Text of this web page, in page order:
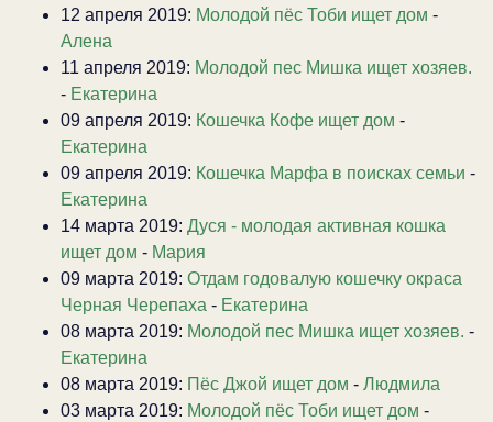
12 апреля 2019: Молодой пёс Тоби ищет дом -
Алена
11 апреля 2019: Молодой пес Мишка ищет хозяев.
- Екатерина
09 апреля 2019: Кошечка Кофе ищет дом -
Екатерина
09 апреля 2019: Кошечка Марфа в поисках семьи -
Екатерина
14 марта 2019: Дуся - молодая активная кошка
ищет дом - Мария
09 марта 2019: Отдам годовалую кошечку окраса
Черная Черепаха - Екатерина
08 марта 2019: Молодой пес Мишка ищет хозяев. -
Екатерина
08 марта 2019: Пёс Джой ищет дом - Людмила
03 марта 2019: Молодой пёс Тоби ищет дом -